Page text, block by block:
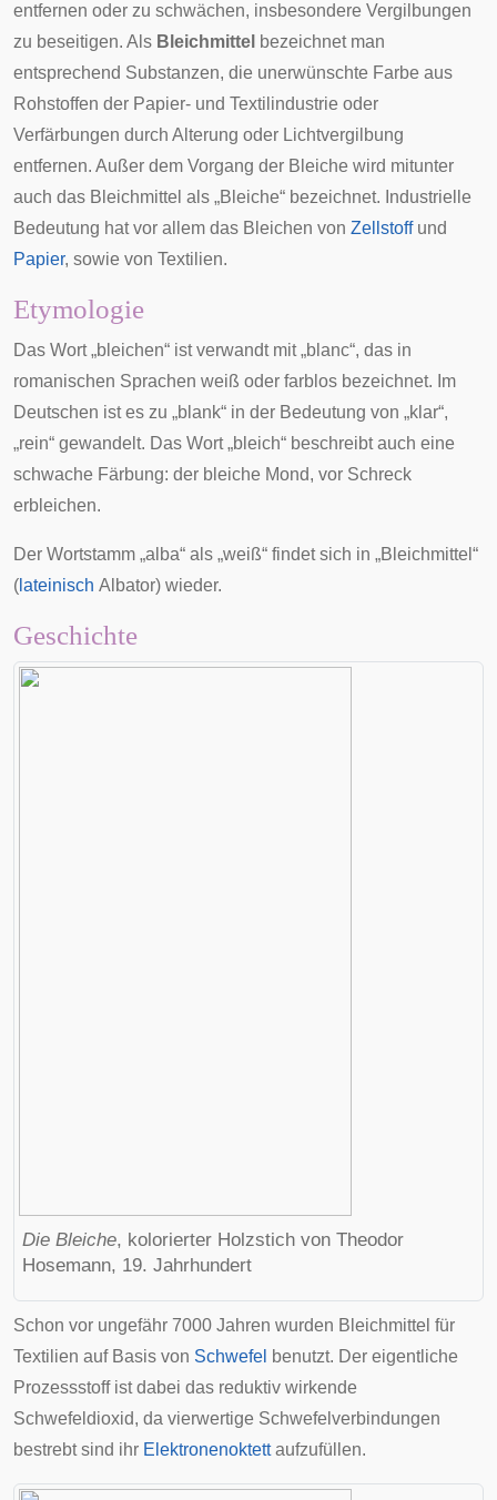
entfernen oder zu schwächen, insbesondere Vergilbungen
zu beseitigen. Als Bleichmittel bezeichnet man
entsprechend Substanzen, die unerwünschte Farbe aus
Rohstoffen der Papier- und Textilindustrie oder
Verfärbungen durch Alterung oder Lichtvergilbung
entfernen. Außer dem Vorgang der Bleiche wird mitunter
auch das Bleichmittel als „Bleiche“ bezeichnet. Industrielle
Bedeutung hat vor allem das Bleichen von Zellstoffund
Papier, sowie von Textilien.
Etymologie
Das Wort „bleichen“ ist verwandt mit „blanc“, das in
romanischen Sprachen weiß oder farblos bezeichnet. Im
Deutschen ist es zu „blank“ in der Bedeutung von „klar“,
„rein“ gewandelt. Das Wort „bleich“ beschreibt auch eine
schwache Färbung: der bleiche Mond, vor Schreck
erbleichen.
Der Wortstamm „alba“ als „weiß“ findet sich in „Bleichmittel“
( lateinisch Albator) wieder.
Geschichte
Die Bleiche, kolorierter Holzstich von Theodor
Hosemann, 19. Jahrhundert
Schon vor ungefähr 7000 Jahren wurden Bleichmittel für
Textilien auf Basis von Schwefel benutzt. Der eigentliche
Prozessstoff ist dabei das reduktiv wirkende
Schwefeldioxid, da vierwertige Schwefelverbindungen
bestrebt sind ihr Elektronenoktettaufzufüllen.